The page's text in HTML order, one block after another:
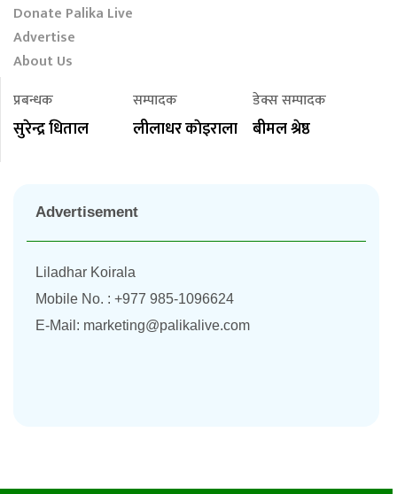
Donate Palika Live
Advertise
About Us
प्रबन्धक
सुरेन्द्र धिताल
सम्पादक
लीलाधर काेइराला
डेक्स सम्पादक
बीमल श्रेष्ठ
Advertisement
Liladhar Koirala
Mobile No. : +977 985-1096624
E-Mail: marketing@palikalive.com